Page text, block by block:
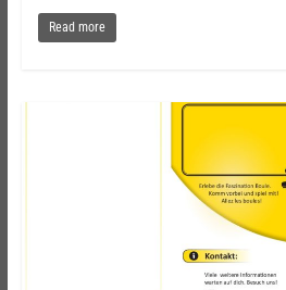
Read more